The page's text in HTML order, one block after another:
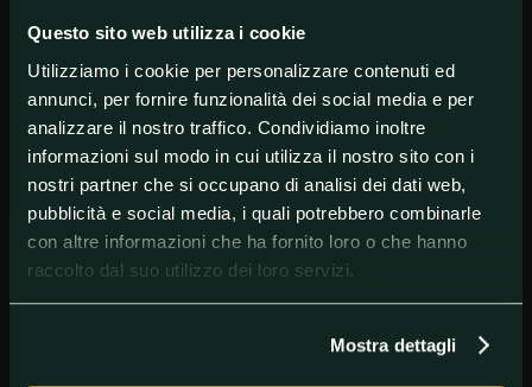
Questo sito web utilizza i cookie
Utilizziamo i cookie per personalizzare contenuti ed
annunci, per fornire funzionalità dei social media e per
analizzare il nostro traffico. Condividiamo inoltre
informazioni sul modo in cui utilizza il nostro sito con i
nostri partner che si occupano di analisi dei dati web,
pubblicità e social media, i quali potrebbero combinarle
con altre informazioni che ha fornito loro o che hanno
raccolto dal suo utilizzo dei loro servizi.
Mostra dettagli
#Olimpiadi